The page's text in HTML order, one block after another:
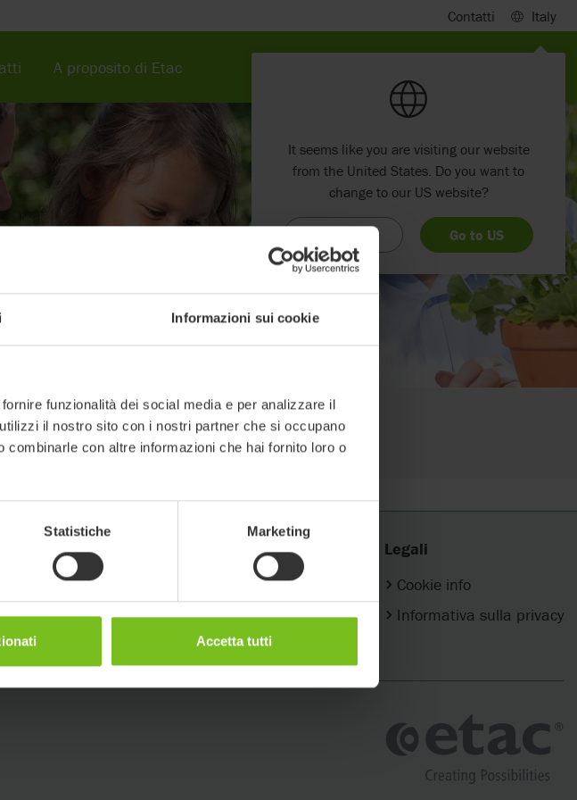
Informazioni sui cookie
funzionalità dei social media e per analizzare il
il nostro sito con i nostri partner che si occupano
con altre informazioni che hai fornito loro o
Statistiche Marketing
Accetta tutti
Contatti
Incontra il nostro Team
Mandaci un messaggio
Legali
Cookie info
Informativa sulla privacy
Contatti Italy
A proposito di Etac
It seems like you are visiting our website
from the United States. Do you want to
change to our US website?
Go to US